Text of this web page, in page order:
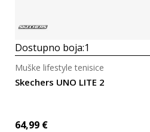
Dostupno boja:1
Skechers UNO LITE 2
Muške lifestyle tenisice
64,99 €